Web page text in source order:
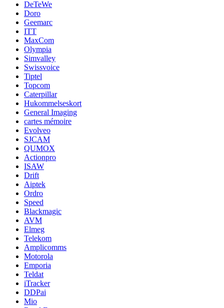
DeTeWe
Doro
Geemarc
ITT
MaxCom
Olympia
Simvalley
Swissvoice
Tiptel
Topcom
Caterpillar
Hukommelseskort
General Imaging
cartes mémoire
Evolveo
SJCAM
QUMOX
Actionpro
ISAW
Drift
Aiptek
Ordro
Speed
Blackmagic
AVM
Elmeg
Telekom
Amplicomms
Motorola
Emporia
Teldat
iTracker
DDPai
Mio